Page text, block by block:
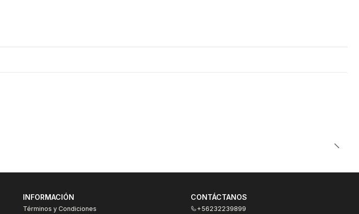
INFORMACIÓN
Términos y Condiciones
CONTÁCTANOS
+56232239899